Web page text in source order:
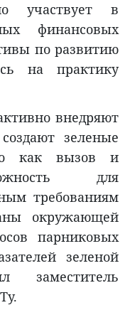
участвует в
финансовых
по развитию
на практику
внедряют
зеленые
как вызов и
для
требованиям
окружающей
парниковых
зеленой
заместитель